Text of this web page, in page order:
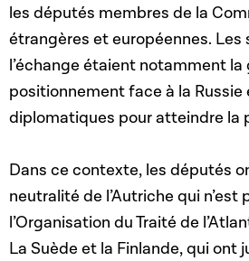
les députés membres de la
étrangères et européennes.
l’échange étaient notamment la
positionnement face à la Russie
diplomatiques pour atteindre la
Dans ce contexte, les députés
neutralité de l’Autriche qui n’est
l’Organisation du Traité de
La Suède et la Finlande, qui ont